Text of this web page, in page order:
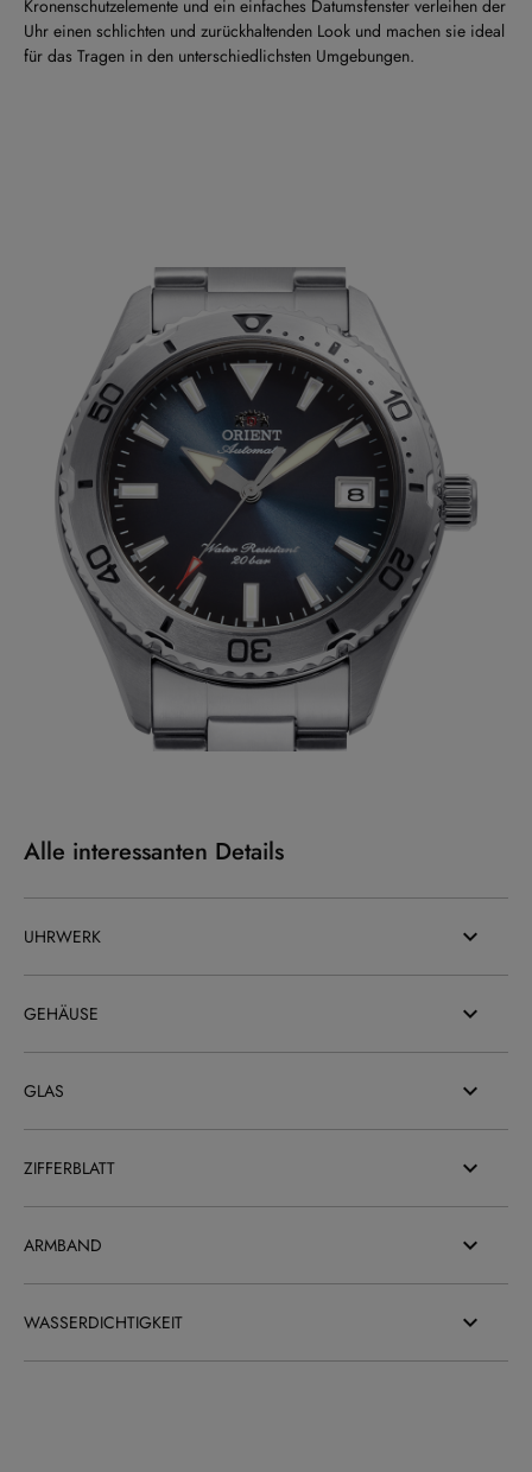
Kronenschutzelemente und ein einfaches Datumsfenster verleihen der
Uhr einen schlichten und zurückhaltenden Look und machen sie ideal
für das Tragen in den unterschiedlichsten Umgebungen.
Alle interessanten Details
UHRWERK
GEHÄUSE
GLAS
ZIFFERBLATT
ARMBAND
WASSERDICHTIGKEIT